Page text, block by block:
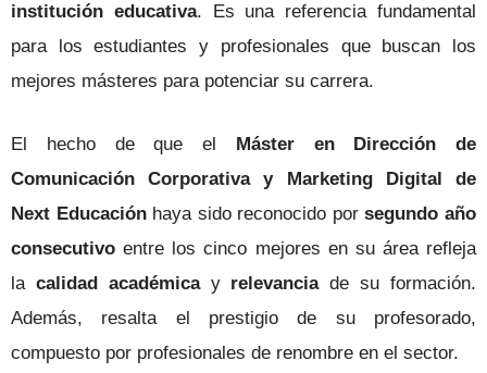
institución educativa. Es una referencia fundamental
para los estudiantes y profesionales que buscan los
mejores másteres para potenciar su carrera.
El hecho de que el Máster en Dirección de
Comunicación Corporativa y Marketing Digital de
Next Educaciónhaya sido reconocido porsegundo año
consecutivo entre los cinco mejores en su área refleja
la calidad académicay relevanciade su formación.
Además, resalta el prestigio de su profesorado,
compuesto por profesionales de renombre en el sector.